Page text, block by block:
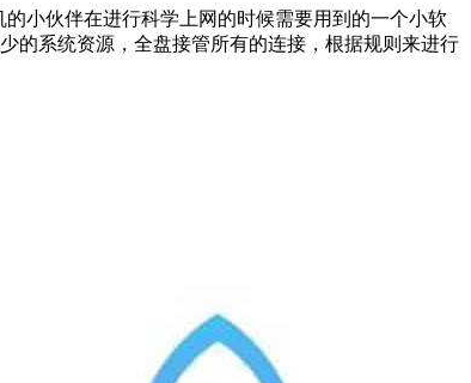
的小伙伴在进行科学上网的时候需要用到的一个小软
的系统资源，全盘接管所有的连接，根据规则来进行